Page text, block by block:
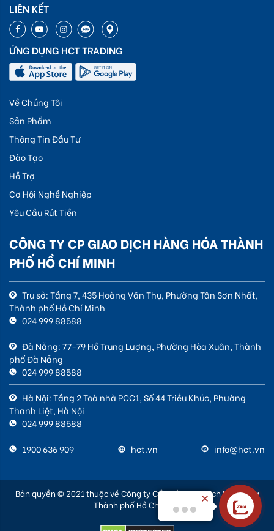
LIÊN KẾT
ỨNG DỤNG HCT TRADING
Về Chúng Tôi
Sản Phẩm
Thông Tin Đầu Tư
Đào Tạo
Hỗ Trợ
Cơ Hội Nghề Nghiệp
Yêu Cầu Rút Tiền
CÔNG TY CP GIAO DỊCH HÀNG HÓA THÀNH
PHỐ HỒ CHÍ MINH
Trụ sở: Tầng 7, 435 Hoàng Văn Thụ, Phường Tân Sơn Nhất,
Thành phố Hồ Chí Minh
024 999 88588
Đà Nẵng: 77-79 Hồ Trung Lượng, Phường Hòa Xuân, Thành
phố Đà Nẵng
024 999 88588
Hà Nội: Tầng 2 Toà nhà PCC1, Số 44 Triều Khúc, Phường
Thanh Liệt, Hà Nội
024 999 88588
1900 636 909
hct.vn info@hct.vn
Bản quyền © 2021 thuộc về Công ty Cổ phần Giao dịch Hàng hóa
Thành phố Hồ Chí MinhXin chào